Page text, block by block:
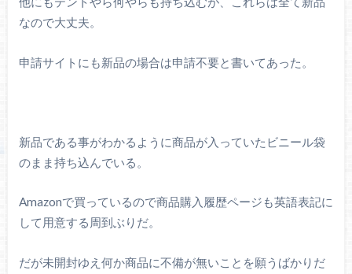
なので大丈夫。
申請サイトにも新品の場合は申請不要と書いてあった。
新品である事がわかるように商品が入っていたビニール袋
のまま持ち込んでいる。
Amazonで買っているので商品購入履歴ページも英語表記に
して用意する周到ぶりだ。
だが未開封ゆえ何か商品に不備が無いことを願うばかりだ